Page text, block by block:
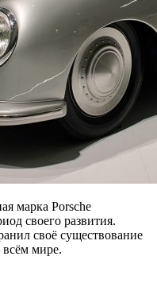
марка Porsche
своего развития.
своё существование
всём мире.